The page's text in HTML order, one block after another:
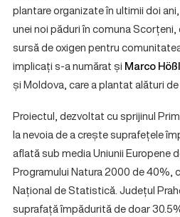
plantare organizate în ultimii doi
unei noi păduri în comuna Scorțeni,
sursă de oxigen pentru
implicați s-a numărat și Marco Hößl
și Moldova, care a plantat alături
Proiectul, dezvoltat cu sprijinul
la nevoia de a crește suprafețele
aflată sub media Uniunii Europene
Programului Natura 2000 de
Național de Statistică. Județul
suprafață împădurită de doar